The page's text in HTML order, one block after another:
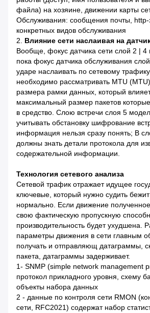
файла) на хозяине, движении карты
Обслуживания: сообщения почты,
конкретных видов обслуживания
2. Влияние сети наслаивая на
Вообще, фокус датчика сети слой 2 | 4
пока фокус датчика обслуживания
ударе наслаивать по сетевому
необходимо рассматривать MTU
размера рамки данных, который
максимальный размер пакетов
в средство. Слою встречи слоя 5
учитывать обстановку шифрование
информация нельзя сразу понять; В
должны знать детали протокола для
содержательной информации.
Технология сетевого анализа
Сетевой трафик отражает идущее
ключевые, который нужно судить
нормально. Если движение
свою фактическую пропускную
производительность будет ухудшена.
параметры движения в сети главным
получать и отправляющ датаграммы,
пакета, датаграммы задерживает.
1- SNMP (simple network management
протокол прикладного уровня, схему
объекты набора данных
2 - данные по контроля сети RMON
сети, RFC2021) содержат набор